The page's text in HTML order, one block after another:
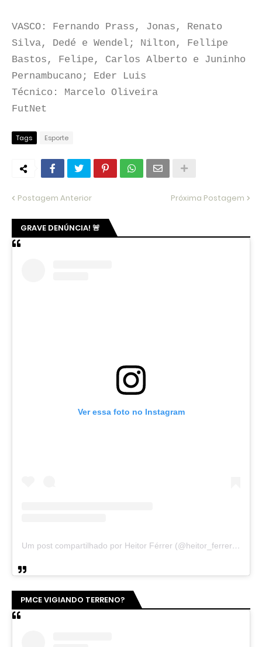
VASCO: Fernando Prass, Jonas, Renato
Silva, Dedé e Wendel; Nilton, Fellipe
Bastos, Felipe, Carlos Alberto e Juninho
Pernambucano; Eder Luis
Técnico: Marcelo Oliveira
FutNet
Tags Esporte
Postagem Anterior Próxima Postagem
GRAVE DENÚNCIA! 🚨
Ver essa foto no Instagram
Um post compartilhado por Heitor Férrer (@heitor_ferrer77)
PMCE VIGIANDO TERRENO?